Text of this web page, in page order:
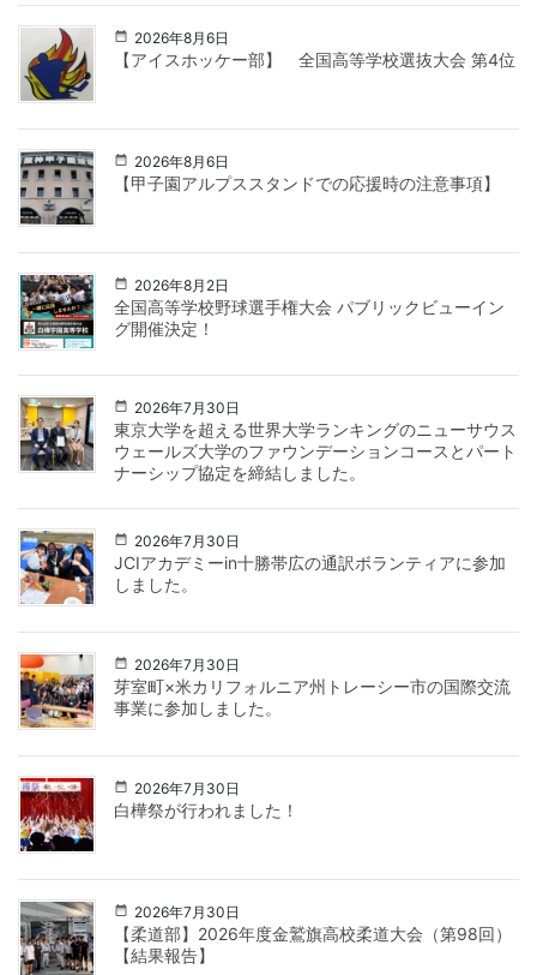
2026年8月6日
【アイスホッケー部】 全国高等学校選抜大会 第4位
2026年8月6日
【甲子園アルプススタンドでの応援時の注意事項】
2026年8月2日
全国高等学校野球選手権大会 パブリックビューイン
グ開催決定！
2026年7月30日
東京大学を超える世界大学ランキングのニューサウス
ウェールズ大学のファウンデーションコースとパート
ナーシップ協定を締結しました。
2026年7月30日
JCIアカデミーin十勝帯広の通訳ボランティアに参加
しました。
2026年7月30日
芽室町×米カリフォルニア州トレーシー市の国際交流
事業に参加しました。
2026年7月30日
白樺祭が行われました！
2026年7月30日
【柔道部】2026年度金鷲旗高校柔道大会（第98回）
【結果報告】